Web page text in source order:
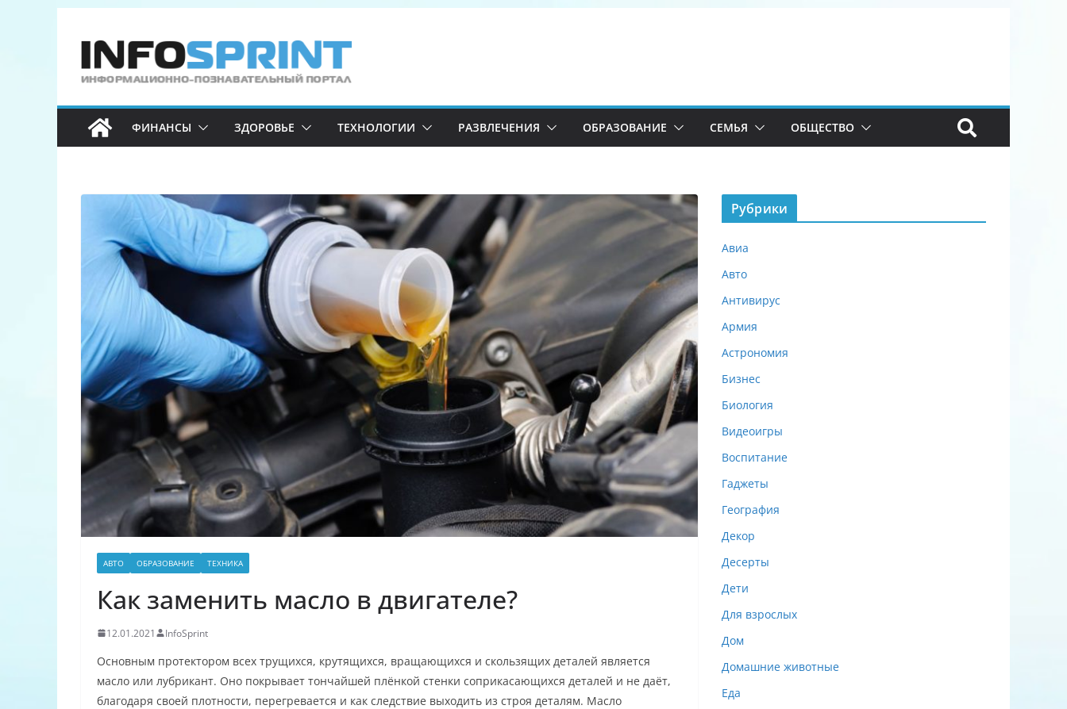
содержимому
ФИНАНСЫ ЗДОРОВЬЕ ТЕХНОЛОГИИ РАЗВЛЕЧЕНИЯ ОБРАЗОВАНИЕ СЕМЬЯ ОБЩЕСТВО
АВТО ОБРАЗОВАНИЕ ТЕХНИКА
Как заменить масло в двигателе?
12.01.2021 InfoSprint
Основным протектором всех трущихся, крутящихся, вращающихся и скользящих деталей является
масло или лубрикант. Оно покрывает тончайшей плёнкой стенки соприкасающихся деталей и не даёт,
благодаря своей плотности, перегревается и как следствие выходить из строя деталям. Масло
Рубрики
Авиа
Авто
Антивирус
Армия
Астрономия
Бизнес
Биология
Видеоигры
Воспитание
Гаджеты
География
Декор
Десерты
Дети
Для взрослых
Дом
Домашние животные
Еда